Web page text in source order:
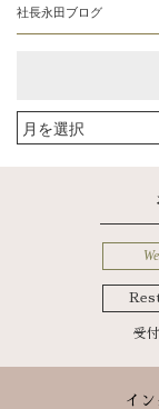
社長永田ブログ
受
イ